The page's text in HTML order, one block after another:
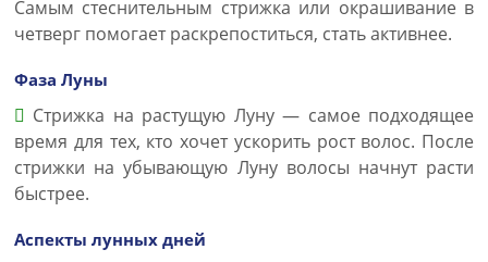
Самым стеснительным стрижка или окрашивание в
четверг помогает раскрепоститься, стать активнее.
Фаза Луны
Стрижка на растущую Луну — самое подходящее
время для тех, кто хочет ускорить рост волос. После
стрижки на убывающую Луну волосы начнут расти
быстрее.
Аспекты лунных дней